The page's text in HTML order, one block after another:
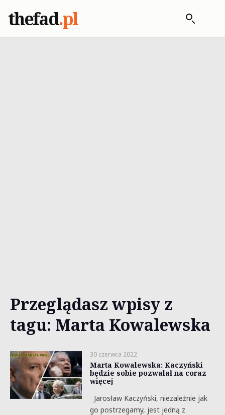
thefad.pl
Przeglądasz wpisy z
tagu: Marta Kowalewska
30 czerwca 2022
Marta Kowalewska: Kaczyński
będzie sobie pozwalał na coraz
więcej
Jarosław Kaczyński, niezależnie jak
go postrzegamy, jest jedną z